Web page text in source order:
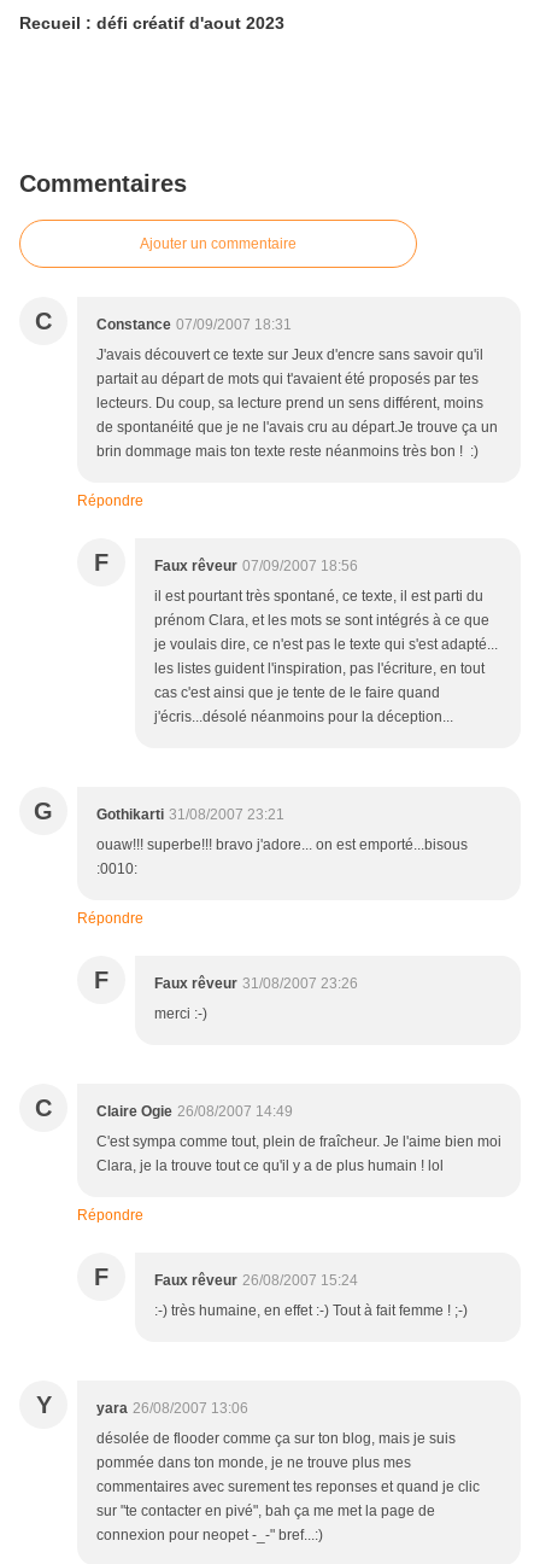
Recueil : défi créatif d'aout 2023
Commentaires
Ajouter un commentaire
C Constance 07/09/2007 18:31
J'avais découvert ce texte sur Jeux d'encre sans savoir qu'il
partait au départ de mots qui t'avaient été proposés par tes
lecteurs. Du coup, sa lecture prend un sens différent, moins
de spontanéité que je ne l'avais cru au départ.Je trouve ça un
brin dommage mais ton texte reste néanmoins très bon ! :)
Répondre
F Faux rêveur 07/09/2007 18:56
il est pourtant très spontané, ce texte, il est parti du
prénom Clara, et les mots se sont intégrés à ce que
je voulais dire, ce n'est pas le texte qui s'est adapté...
les listes guident l'inspiration, pas l'écriture, en tout
cas c'est ainsi que je tente de le faire quand
j'écris...désolé néanmoins pour la déception...
G Gothikarti 31/08/2007 23:21
ouaw!!! superbe!!! bravo j'adore... on est emporté...bisous
:0010:
Répondre
F Faux rêveur 31/08/2007 23:26
merci :-)
C Claire Ogie 26/08/2007 14:49
C'est sympa comme tout, plein de fraîcheur. Je l'aime bien moi
Clara, je la trouve tout ce qu'il y a de plus humain ! lol
Répondre
F Faux rêveur 26/08/2007 15:24
:-) très humaine, en effet :-) Tout à fait femme ! ;-)
Y yara 26/08/2007 13:06
désolée de flooder comme ça sur ton blog, mais je suis
pommée dans ton monde, je ne trouve plus mes
commentaires avec surement tes reponses et quand je clic
sur "te contacter en pivé", bah ça me met la page de
connexion pour neopet -_-" bref...:)